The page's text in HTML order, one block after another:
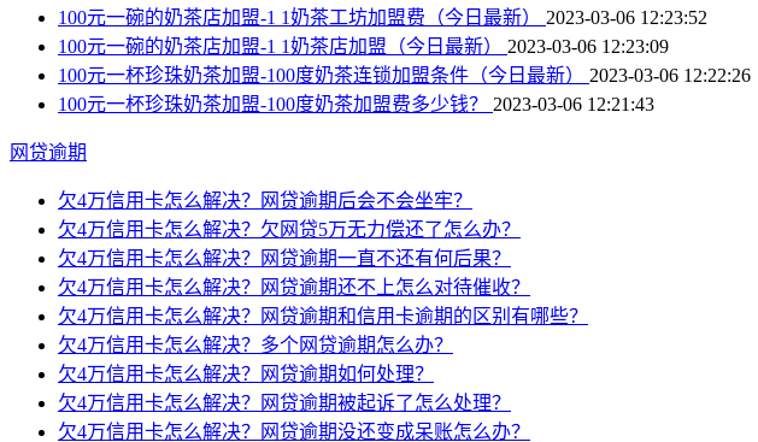
100元一碗的奶茶店加盟-1 1奶茶工坊加盟费（今日最新） 2023-03-06 12:23:52
100元一碗的奶茶店加盟-1 1奶茶店加盟（今日最新） 2023-03-06 12:23:09
100元一杯珍珠奶茶加盟-100度奶茶连锁加盟条件（今日最新） 2023-03-06 12:22:26
100元一杯珍珠奶茶加盟-100度奶茶加盟费多少钱？ 2023-03-06 12:21:43
网贷逾期
欠4万信用卡怎么解决？网贷逾期后会不会坐牢？
欠4万信用卡怎么解决？欠网贷5万无力偿还了怎么办？
欠4万信用卡怎么解决？网贷逾期一直不还有何后果？
欠4万信用卡怎么解决？网贷逾期还不上怎么对待催收？
欠4万信用卡怎么解决？网贷逾期和信用卡逾期的区别有哪些？
欠4万信用卡怎么解决？多个网贷逾期怎么办？
欠4万信用卡怎么解决？网贷逾期如何处理？
欠4万信用卡怎么解决？网贷逾期被起诉了怎么处理？
欠4万信用卡怎么解决？网贷逾期没还变成呆账怎么办？